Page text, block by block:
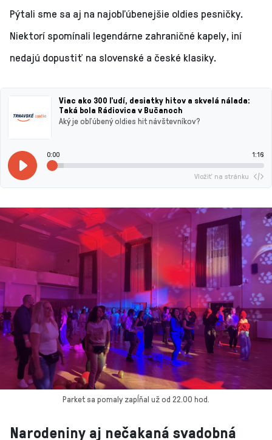
Pýtali sme sa aj na najobľúbenejšie oldies pesničky.
Niektorí spomínali legendárne zahraničné kapely, iní
nedajú dopustiť na slovenské a české klasiky.
Viac ako 300 ľudí, desiatky hitov a skvelá nálada:
Taká bola Rádiovica v Bučanoch
Aký je obľúbený oldies hit návštevníkov?
0:00 1:16
Vložiť na stránku
Parket sa pomaly zapĺňal už od 22.00 hod.
Narodeniny aj nečakaná svadobná